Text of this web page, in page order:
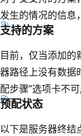
发生的情况的信息
支持的方案
目前，仅当添加
器路径上没有数据
配步骤”选项卡不可
预配状态
以下是服务器终结